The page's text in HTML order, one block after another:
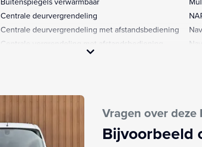
Centrale deurvergrendeling
Centrale deurvergrendeling met afstandsbediening
Centrale vergrendeling met afstandsbediening
Elektrische ramen voor
Elektronische remkrachtverdeling
Elektronisch Stabiliteits Programma
Hill hold functie
Vragen over deze
Bijvoorbeeld